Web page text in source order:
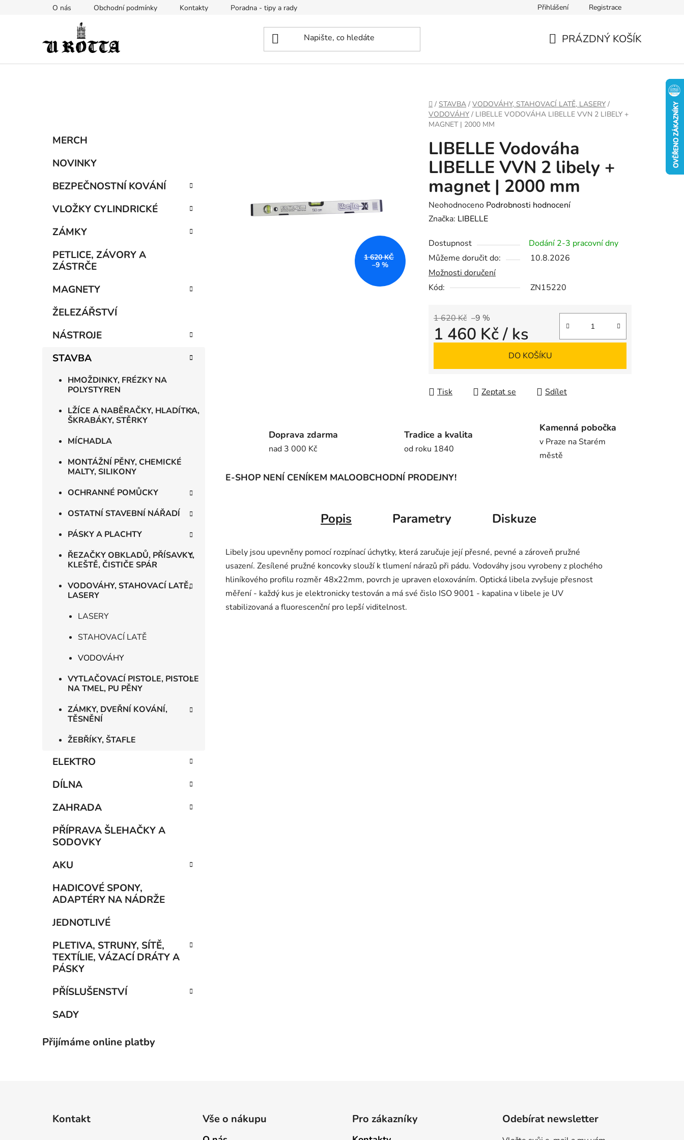
O nás Obchodní podmínky Kontakty Poradna - tipy a rady Přihlášení Registrace
PRÁZDNÝ KOŠÍK
DOMŮ
/ STAVBA / VODOVÁHY, STAHOVACÍ LATĚ, LASERY /
VODOVÁHY / LIBELLE VODOVÁHA LIBELLE VVN 2 LIBELY +
MAGNET | 2000 MM
Přeskočit
kategorie
MERCH
NOVINKY
BEZPEČNOSTNÍ KOVÁNÍ
VLOŽKY CYLINDRICKÉ
ZÁMKY
PETLICE, ZÁVORY A
ZÁSTRČE
MAGNETY
ŽELEZÁŘSTVÍ
NÁSTROJE
STAVBA
HMOŽDINKY, FRÉZKY NA
POLYSTYREN
LŽÍCE A NABĚRAČKY, HLADÍTKA,
ŠKRABÁKY, STĚRKY
MÍCHADLA
MONTÁŽNÍ PĚNY, CHEMICKÉ
MALTY, SILIKONY
OCHRANNÉ POMŮCKY
OSTATNÍ STAVEBNÍ NÁŘADÍ
PÁSKY A PLACHTY
ŘEZAČKY OBKLADŮ, PŘÍSAVKY,
KLEŠTĚ, ČISTIČE SPÁR
VODOVÁHY, STAHOVACÍ LATĚ,
LASERY
LASERY
STAHOVACÍ LATĚ
VODOVÁHY
VYTLAČOVACÍ PISTOLE, PISTOLE
NA TMEL, PU PĚNY
ZÁMKY, DVEŘNÍ KOVÁNÍ,
TĚSNĚNÍ
ŽEBŘÍKY, ŠTAFLE
ELEKTRO
DÍLNA
ZAHRADA
PŘÍPRAVA ŠLEHAČKY A
SODOVKY
AKU
HADICOVÉ SPONY,
ADAPTÉRY NA NÁDRŽE
JEDNOTLIVÉ
PLETIVA, STRUNY, SÍTĚ,
TEXTÍLIE, VÁZACÍ DRÁTY A
PÁSKY
PŘÍSLUŠENSTVÍ
SADY
Přijímáme online platby
LIBELLE Vodováha
LIBELLE VVN 2 libely +
magnet | 2000 mm
Průměrné
hodnocení
je
0,0
z
5
Neohodnoceno Podrobnosti hodnocení
Značka: LIBELLE
Dostupnost
Dodání 2-3 pracovní dny
Můžeme doručit do:
10.8.2026
Možnosti doručení
Kód:
ZN15220
1 620 Kč –9 %
1 460 Kč/ ks
DO KOŠÍKU
Tisk Zeptat se Sdílet
1 620 KČ
–9 %
Doprava zdarma
nad 3 000 Kč
Tradice a kvalita
od roku 1840
Kamenná pobočka
v Praze na Starém
městě
E-SHOP NENÍ CENÍKEM MALOOBCHODNÍ PRODEJNY!
Popis Parametry Diskuze
Libely jsou upevněny pomocí rozpínací úchytky, která zaručuje její přesné, pevné a zároveň pružné
usazení. Zesílené pružné koncovky slouží k tlumení nárazů při pádu. Vodováhy jsou vyrobeny z plochého
hliníkového profilu rozměr 48x22mm, povrch je upraven eloxováním. Optická libela zvyšuje přesnost
měření - každý kus je elektronicky testován a má své čislo ISO 9001 - kapalina v libele je UV
stabilizovaná a fluorescenční pro lepší viditelnost.
Kontakt Vše o nákupu Pro zákazníky Odebírat newsletter